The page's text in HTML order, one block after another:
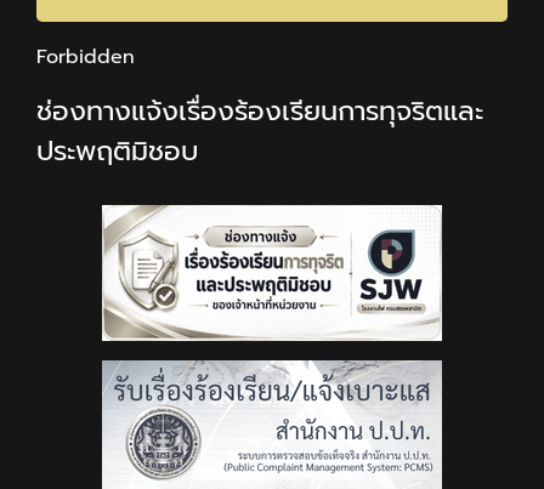
Forbidden
ช่องทางแจ้งเรื่องร้องเรียนการทุจริตและ
ประพฤติมิชอบ